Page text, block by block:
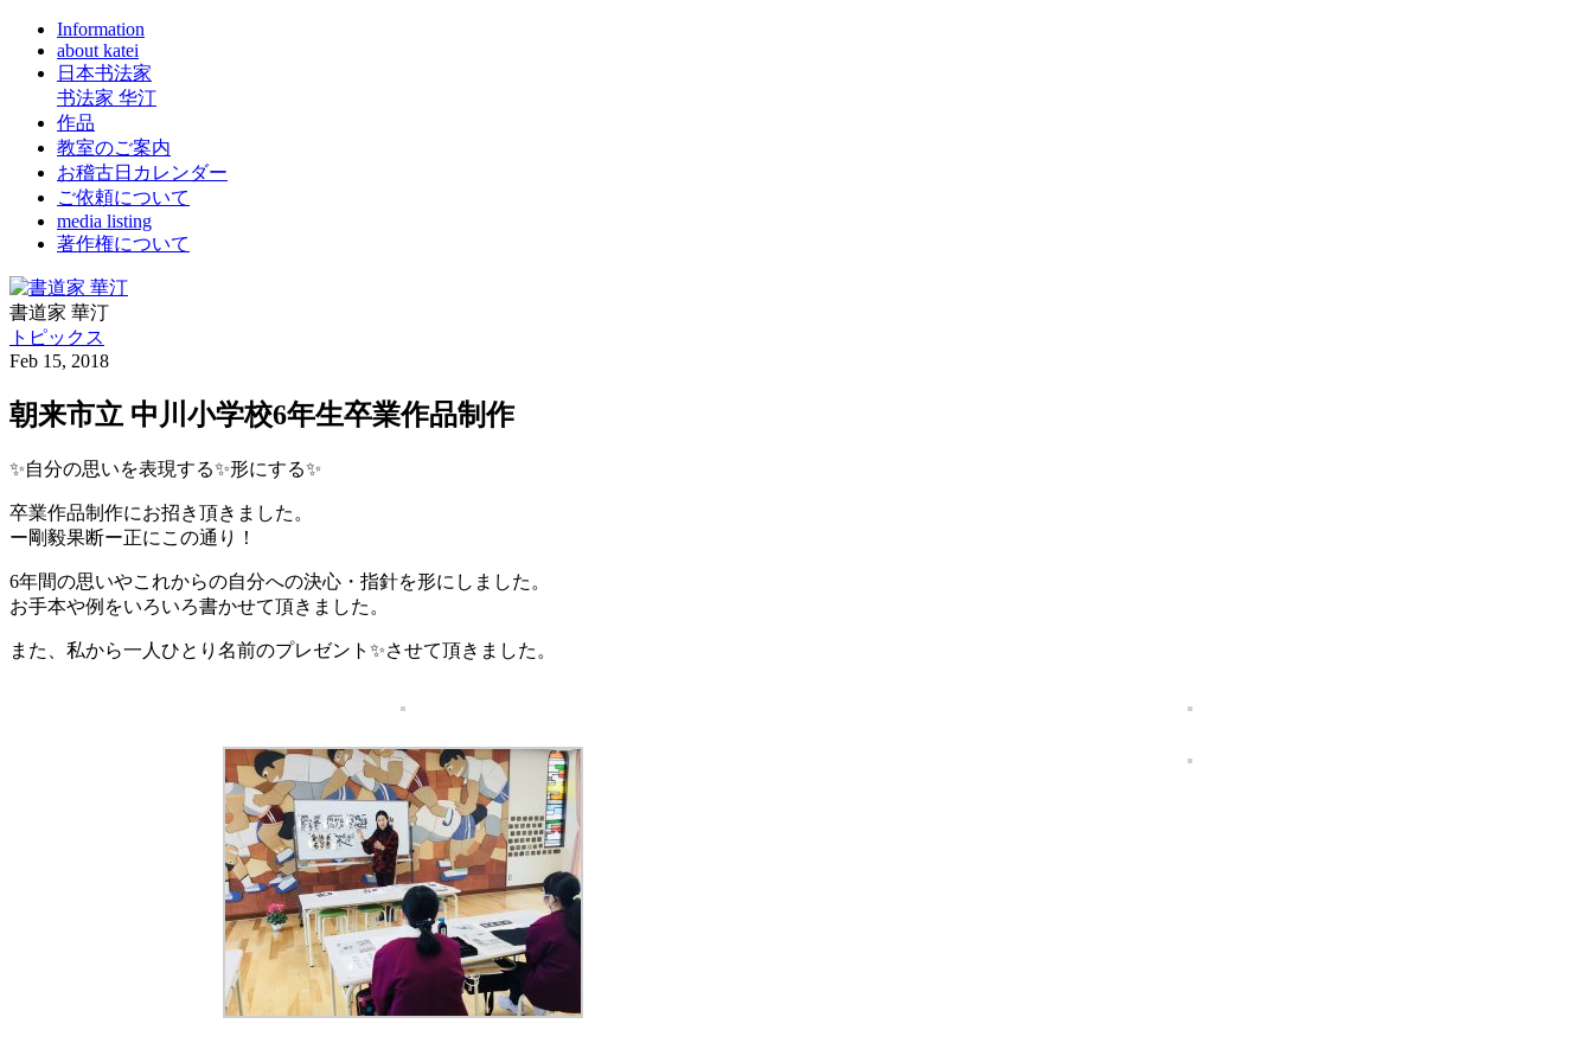
Information
about katei
日本书法家
书法家 华汀
作品
教室のご案内
お稽古日カレンダー
ご依頼について
media listing
著作権について
書道家 華汀
トピックス
Feb 15, 2018
朝来市立 中川小学校6年生卒業作品制作
✨自分の思いを表現する✨形にする✨
卒業作品制作にお招き頂きました。
ー剛毅果断ー正にこの通り！
6年間の思いやこれからの自分への決心・指針を形にしました。
お手本や例をいろいろ書かせて頂きました。
また、私から一人ひとり名前のプレゼント✨させて頂きました。